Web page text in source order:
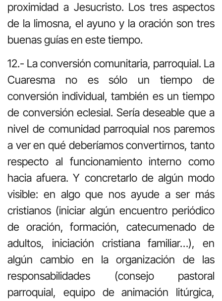
proximidad a Jesucristo. Los tres aspectos
de la limosna, el ayuno y la oración son tres
buenas guías en este tiempo.
12.- La conversión comunitaria, parroquial. La
Cuaresma no es sólo un tiempo de
conversión individual, también es un tiempo
de conversión eclesial. Sería deseable que a
nivel de comunidad parroquial nos paremos
a ver en qué deberíamos convertirnos, tanto
respecto al funcionamiento interno como
hacia afuera. Y concretarlo de algún modo
visible: en algo que nos ayude a ser más
cristianos (iniciar algún encuentro periódico
de oración, formación, catecumenado de
adultos, iniciación cristiana familiar…), en
algún cambio en la organización de las
responsabilidades (consejo pastoral
parroquial, equipo de animación litúrgica,